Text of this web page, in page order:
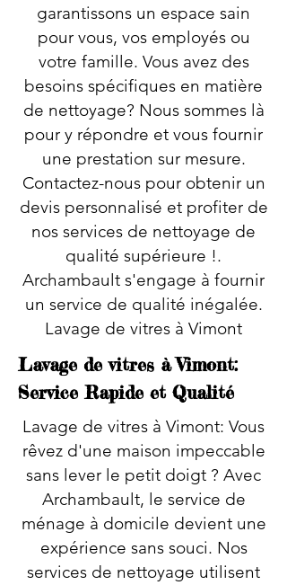
garantissons un espace sain
pour vous, vos employés ou
votre famille. Vous avez des
besoins spécifiques en matière
de nettoyage? Nous sommes là
pour y répondre et vous fournir
une prestation sur mesure.
Contactez-nous pour obtenir un
devis personnalisé et profiter de
nos services de nettoyage de
qualité supérieure !.
Archambault s'engage à fournir
un service de qualité inégalée.
Lavage de vitres à Vimont
Lavage de vitres à Vimont:
Service Rapide et Qualité
Lavage de vitres à Vimont: Vous
rêvez d'une maison impeccable
sans lever le petit doigt ? Avec
Archambault, le service de
ménage à domicile devient une
expérience sans souci. Nos
services de nettoyage utilisent